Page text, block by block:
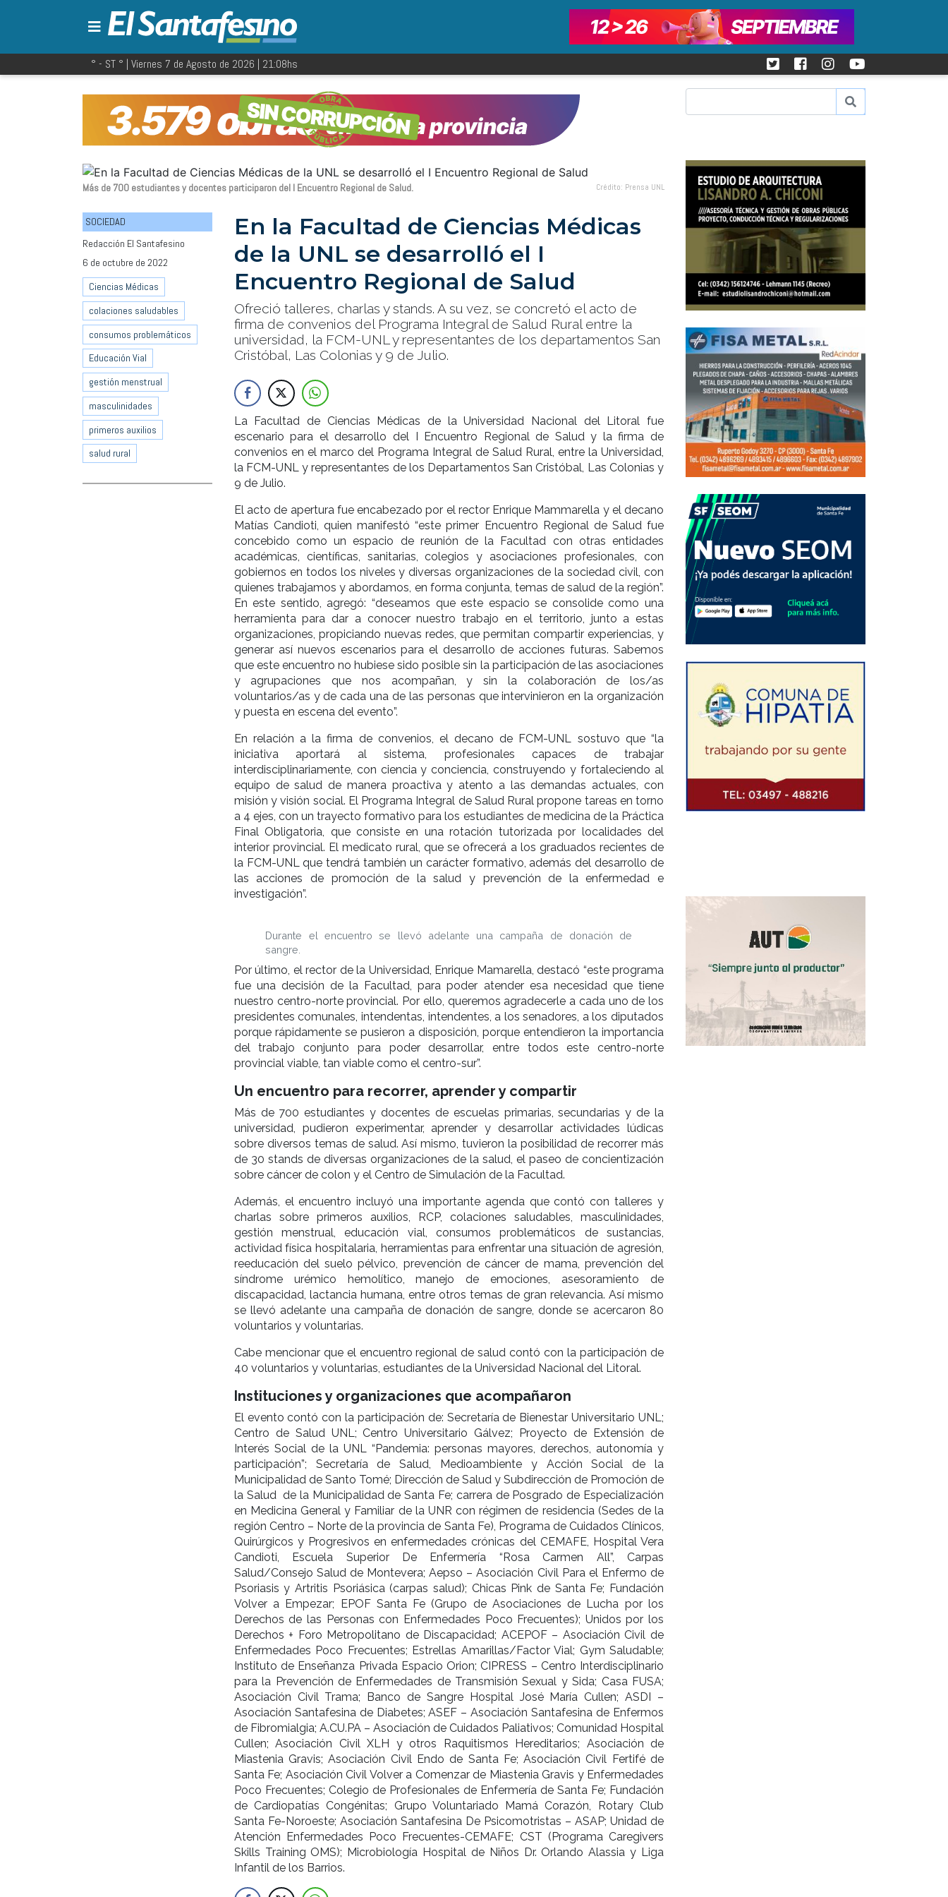
° - ST ° | Viernes 7 de Agosto de 2026 | 21:08hs
Más de 700 estudiantes y docentes participaron del I Encuentro Regional de Salud. Crédito: Prensa UNL
SOCIEDAD
Redacción El Santafesino
6 de octubre de 2022
Ciencias Médicas
colaciones saludables
consumos problemáticos
Educación Vial
gestión menstrual
masculinidades
primeros auxilios
salud rural
En la Facultad de Ciencias Médicas
de la UNL se desarrolló el I
Encuentro Regional de Salud
Ofreció talleres, charlas y stands. A su vez, se concretó el acto de
firma de convenios del Programa Integral de Salud Rural entre la
universidad, la FCM-UNL y representantes de los departamentos San
Cristóbal, Las Colonias y 9 de Julio.
La Facultad de Ciencias Médicas de la Universidad Nacional del Litoral fue
escenario para el desarrollo del I Encuentro Regional de Salud y la firma de
convenios en el marco del Programa Integral de Salud Rural, entre la Universidad,
la FCM-UNL y representantes de los Departamentos San Cristóbal, Las Colonias y
9 de Julio.
El acto de apertura fue encabezado por el rector Enrique Mammarella y el decano
Matías Candioti, quien manifestó “este primer Encuentro Regional de Salud fue
concebido como un espacio de reunión de la Facultad con otras entidades
académicas, científicas, sanitarias, colegios y asociaciones profesionales, con
gobiernos en todos los niveles y diversas organizaciones de la sociedad civil, con
quienes trabajamos y abordamos, en forma conjunta, temas de salud de la región”.
En este sentido, agregó: “deseamos que este espacio se consolide como una
herramienta para dar a conocer nuestro trabajo en el territorio, junto a estas
organizaciones, propiciando nuevas redes, que permitan compartir experiencias, y
generar así nuevos escenarios para el desarrollo de acciones futuras. Sabemos
que este encuentro no hubiese sido posible sin la participación de las asociaciones
y agrupaciones que nos acompañan, y sin la colaboración de los/as
voluntarios/as y de cada una de las personas que intervinieron en la organización
y puesta en escena del evento”.
En relación a la firma de convenios, el decano de FCM-UNL sostuvo que “la
iniciativa aportará al sistema, profesionales capaces de trabajar
interdisciplinariamente, con ciencia y conciencia, construyendo y fortaleciendo al
equipo de salud de manera proactiva y atento a las demandas actuales, con
misión y visión social. El Programa Integral de Salud Rural propone tareas en torno
a 4 ejes, con un trayecto formativo para los estudiantes de medicina de la Práctica
Final Obligatoria, que consiste en una rotación tutorizada por localidades del
interior provincial. El medicato rural, que se ofrecerá a los graduados recientes de
la FCM-UNL que tendrá también un carácter formativo, además del desarrollo de
las acciones de promoción de la salud y prevención de la enfermedad e
investigación”.
Durante el encuentro se llevó adelante una campaña de donación de
sangre.
Por último, el rector de la Universidad, Enrique Mamarella, destacó “este programa
fue una decisión de la Facultad, para poder atender esa necesidad que tiene
nuestro centro-norte provincial. Por ello, queremos agradecerle a cada uno de los
presidentes comunales, intendentas, intendentes, a los senadores, a los diputados
porque rápidamente se pusieron a disposición, porque entendieron la importancia
del trabajo conjunto para poder desarrollar, entre todos este centro-norte
provincial viable, tan viable como el centro-sur”.
Un encuentro para recorrer, aprender y compartir
Más de 700 estudiantes y docentes de escuelas primarias, secundarias y de la
universidad, pudieron experimentar, aprender y desarrollar actividades lúdicas
sobre diversos temas de salud. Así mismo, tuvieron la posibilidad de recorrer más
de 30 stands de diversas organizaciones de la salud, el paseo de concientización
sobre cáncer de colon y el Centro de Simulación de la Facultad.
Además, el encuentro incluyó una importante agenda que contó con talleres y
charlas sobre primeros auxilios, RCP, colaciones saludables, masculinidades,
gestión menstrual, educación vial, consumos problemáticos de sustancias,
actividad física hospitalaria, herramientas para enfrentar una situación de agresión,
reeducación del suelo pélvico, prevención de cáncer de mama, prevención del
síndrome urémico hemolítico, manejo de emociones, asesoramiento de
discapacidad, lactancia humana, entre otros temas de gran relevancia. Así mismo
se llevó adelante una campaña de donación de sangre, donde se acercaron 80
voluntarios y voluntarias.
Cabe mencionar que el encuentro regional de salud contó con la participación de
40 voluntarios y voluntarias, estudiantes de la Universidad Nacional del Litoral.
Instituciones y organizaciones que acompañaron
El evento contó con la participación de: Secretaría de Bienestar Universitario UNL;
Centro de Salud UNL; Centro Universitario Gálvez; Proyecto de Extensión de
Interés Social de la UNL “Pandemia: personas mayores, derechos, autonomía y
participación”; Secretaría de Salud, Medioambiente y Acción Social de la
Municipalidad de Santo Tomé; Dirección de Salud y Subdirección de Promoción de
la Salud de la Municipalidad de Santa Fe; carrera de Posgrado de Especialización
en Medicina General y Familiar de la UNR con régimen de residencia (Sedes de la
región Centro – Norte de la provincia de Santa Fe), Programa de Cuidados Clínicos,
Quirúrgicos y Progresivos en enfermedades crónicas del CEMAFE, Hospital Vera
Candioti, Escuela Superior De Enfermería “Rosa Carmen All”, Carpas
Salud/Consejo Salud de Montevera; Aepso – Asociación Civil Para el Enfermo de
Psoriasis y Artritis Psoriásica (carpas salud); Chicas Pink de Santa Fe; Fundación
Volver a Empezar; EPOF Santa Fe (Grupo de Asociaciones de Lucha por los
Derechos de las Personas con Enfermedades Poco Frecuentes); Unidos por los
Derechos + Foro Metropolitano de Discapacidad; ACEPOF – Asociación Civil de
Enfermedades Poco Frecuentes; Estrellas Amarillas/Factor Vial; Gym Saludable;
Instituto de Enseñanza Privada Espacio Orion; CIPRESS – Centro Interdisciplinario
para la Prevención de Enfermedades de Transmisión Sexual y Sida; Casa FUSA;
Asociación Civil Trama; Banco de Sangre Hospital José María Cullen; ASDI –
Asociación Santafesina de Diabetes; ASEF – Asociación Santafesina de Enfermos
de Fibromialgia; A.CU.PA – Asociación de Cuidados Paliativos; Comunidad Hospital
Cullen; Asociación Civil XLH y otros Raquitismos Hereditarios; Asociación de
Miastenia Gravis; Asociación Civil Endo de Santa Fe; Asociación Civil Fertifé de
Santa Fe; Asociación Civil Volver a Comenzar de Miastenia Gravis y Enfermedades
Poco Frecuentes; Colegio de Profesionales de Enfermería de Santa Fe; Fundación
de Cardiopatías Congénitas; Grupo Voluntariado Mamá Corazón, Rotary Club
Santa Fe-Noroeste; Asociación Santafesina De Psicomotristas – ASAP; Unidad de
Atención Enfermedades Poco Frecuentes-CEMAFE; CST (Programa Caregivers
Skills Training OMS); Microbiología Hospital de Niños Dr. Orlando Alassia y Liga
Infantil de los Barrios.